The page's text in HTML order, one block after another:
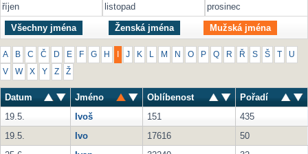
říjen
listopad prosinec
Všechny jména Ženská jména Mužská jména
A B C Č D E F G H J K M N O P Q R Ř S Š U
V W X Y Z Ž
Datum Jméno Oblíbenost
Pořadí
19.5.
Ivoš 151
435
19.5.
Ivo 17616
50